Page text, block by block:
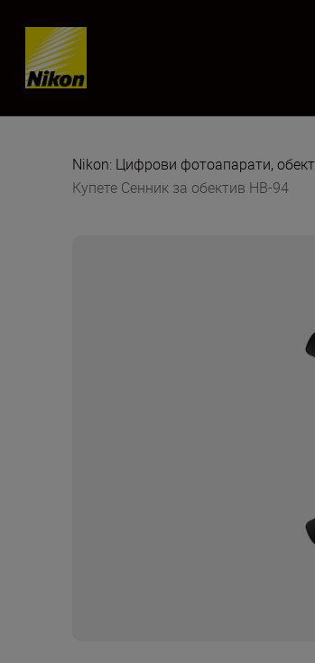
Skip content
Nikon: Цифрови фотоапарати,
Купете Сенник за обектив HB-94